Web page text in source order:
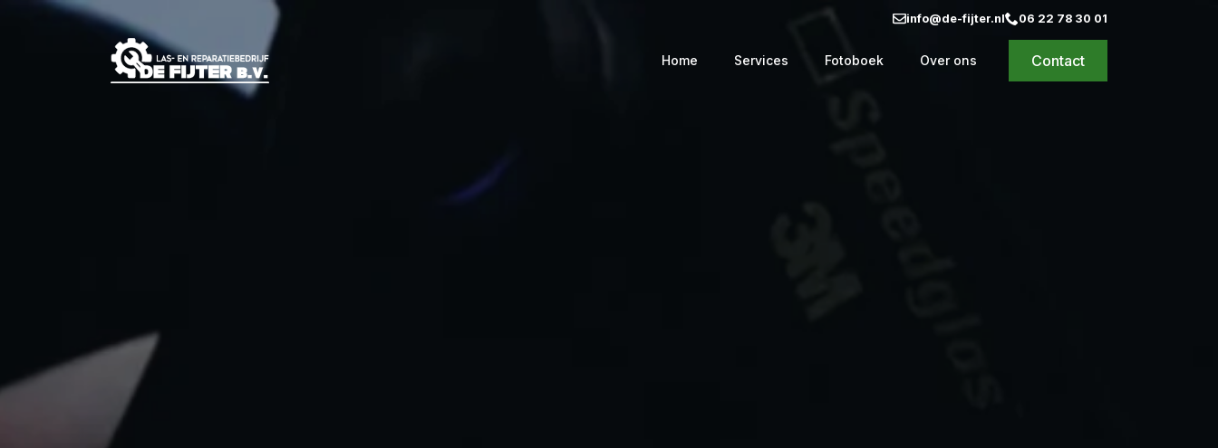
info@de-fijter.nl 06 22 78 30 01
Home Services Fotoboek Over ons Contact